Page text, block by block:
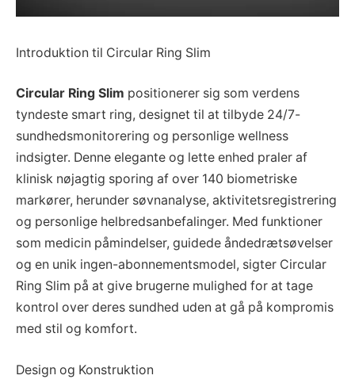
Introduktion til Circular Ring Slim
Circular Ring Slim positionerer sig som verdens
tyndeste smart ring, designet til at tilbyde 24/7-
sundhedsmonitorering og personlige wellness
indsigter. Denne elegante og lette enhed praler af
klinisk nøjagtig sporing af over 140 biometriske
markører, herunder søvnanalyse, aktivitetsregistrering
og personlige helbredsanbefalinger. Med funktioner
som medicin påmindelser, guidede åndedrætsøvelser
og en unik ingen-abonnementsmodel, sigter Circular
Ring Slim på at give brugerne mulighed for at tage
kontrol over deres sundhed uden at gå på kompromis
med stil og komfort.
Design og Konstruktion